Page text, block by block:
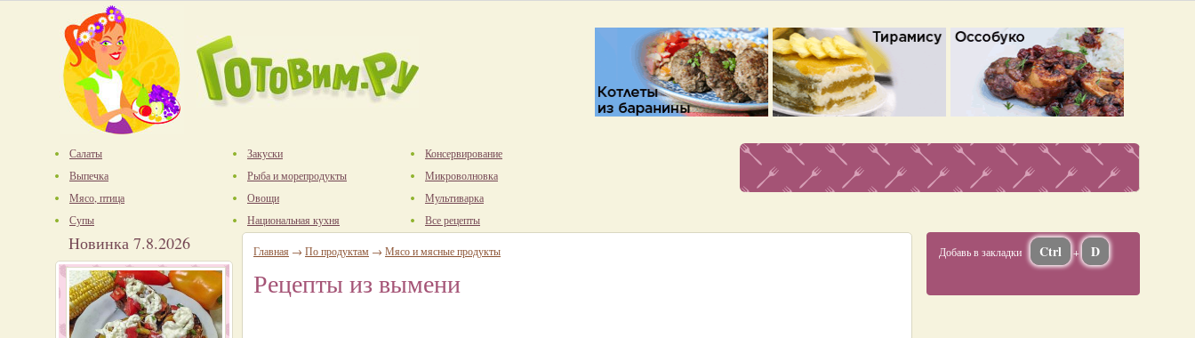
Салаты
Выпечка
Мясо, птица
Супы
Закуски
Рыба и морепродукты
Овощи
Национальная кухня
Консервирование
Микроволновка
Мультиварка
Все рецепты
Новинка 7.8.2026 Главная → По продуктам → Мясо и мясные продукты
Рецепты из вымени
Добавь в закладки Ctrl + D